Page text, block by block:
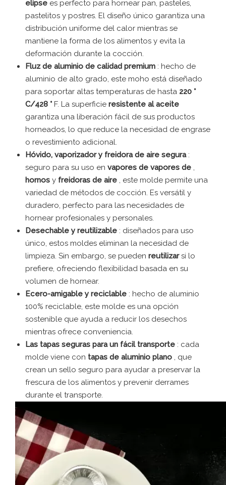
elipse es perfecto para hornear pan, pasteles,
pastelitos y postres. El diseño único garantiza una
distribución uniforme del calor mientras se
mantiene la forma de los alimentos y evita la
deformación durante la cocción.
Fluz de aluminio de calidad premium : hecho de
aluminio de alto grado, este moho está diseñado
para soportar altas temperaturas de hasta 220 °
C/428 ° F. La superficie resistente al aceite
garantiza una liberación fácil de sus productos
horneados, lo que reduce la necesidad de engrase
o revestimiento adicional.
Hóvido, vaporizador y freidora de aire segura :
seguro para su uso en vapores de vapores de ,
hornos y freidoras de aire , este molde permite una
variedad de métodos de cocción. Es versátil y
duradero, perfecto para las necesidades de
hornear profesionales y personales.
Desechable y reutilizable : diseñados para uso
único, estos moldes eliminan la necesidad de
limpieza. Sin embargo, se pueden reutilizarsi lo
prefiere, ofreciendo flexibilidad basada en su
volumen de hornear.
Ecero-amigable y reciclable : hecho de aluminio
100% reciclable, este molde es una opción
sostenible que ayuda a reducir los desechos
mientras ofrece conveniencia.
Las tapas seguras para un fácil transporte : cada
molde viene con tapas de aluminio plano , que
crean un sello seguro para ayudar a preservar la
frescura de los alimentos y prevenir derrames
durante el transporte.